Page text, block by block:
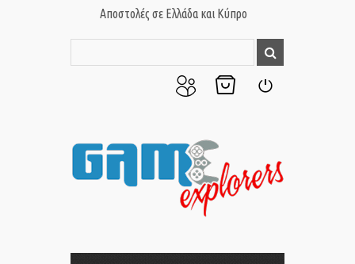
Αποστολές σε Ελλάδα και Κύπρο
μου